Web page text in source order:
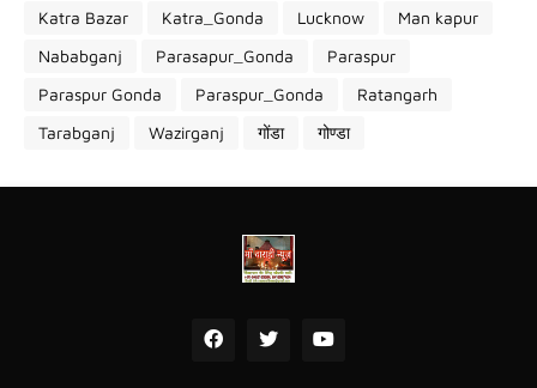
Katra Bazar
Katra_Gonda Lucknow
Man kapur
Nababganj
Parasapur_Gonda
Paraspur
Paraspur Gonda
Paraspur_Gonda
Ratangarh
Tarabganj
Wazirganj गोंडा गोण्डा